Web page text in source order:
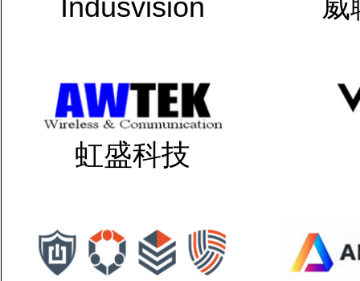
Indusvision 威
虹盛科技